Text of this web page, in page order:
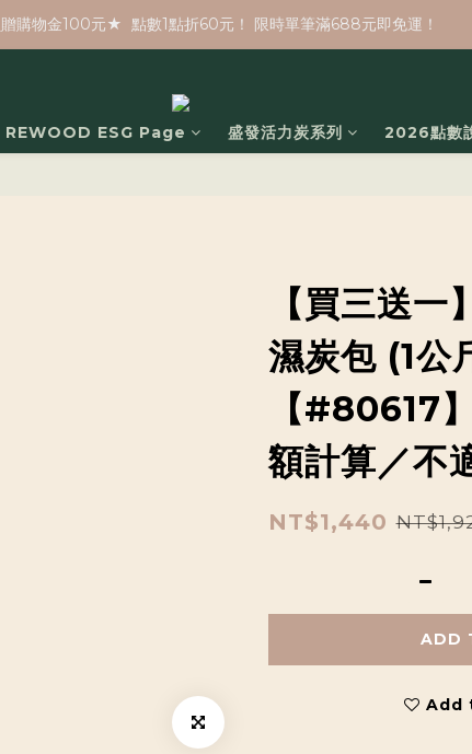
購物金100元★  點數1點折60元！ 限時單筆滿688元即免運！
REWOOD ESG Page 盛發活力炭系列 2026點數
【買三送
濕炭包 (1公
【#80617
額計算／不
NT$1,440
ADD
Add